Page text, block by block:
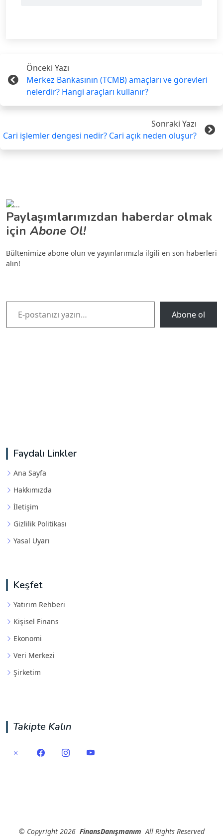
Önceki Yazı
Merkez Bankasının (TCMB) amaçları ve görevleri
nelerdir? Hangi araçları kullanır?
Sonraki Yazı
Cari işlemler dengesi nedir? Cari açık neden oluşur?
Paylaşımlarımızdan haberdar olmak
için Abone Ol!
Bültenimize abone olun ve yayınlarımızla ilgili en son haberleri
alın!
E-postanızı yazın…
Abone ol
Faydalı Linkler
Ana Sayfa
Hakkımızda
İletişim
Gizlilik Politikası
Yasal Uyarı
Keşfet
Yatırım Rehberi
Kişisel Finans
Ekonomi
Veri Merkezi
Şirketim
Takipte Kalın
© Copyright2026 FinansDanışmanım All Rights Reserved